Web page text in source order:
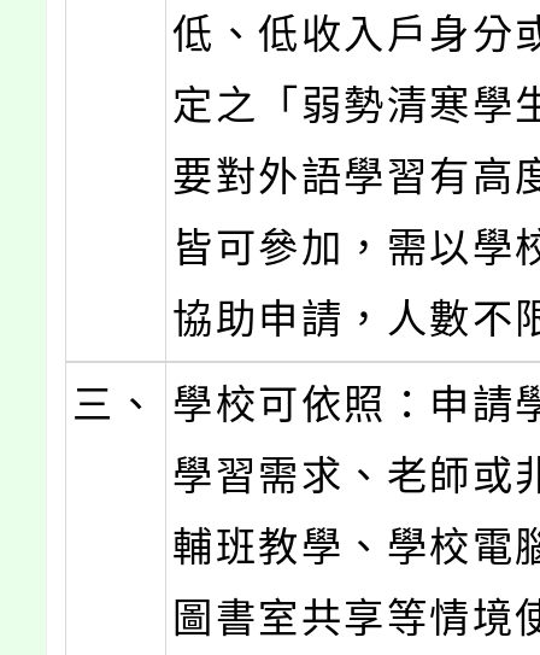
低、低收入戶身分
定之「弱勢清寒學
要對外語學習有高
皆可參加，需以學
協助申請，人數不
三、
學校可依照：申請
學習需求、老師或
輔班教學、學校電
圖書室共享等情境